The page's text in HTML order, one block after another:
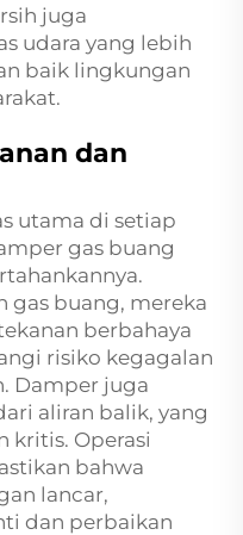
juga
udara yang lebih
baik lingkungan
dan
utama di setiap
gas buang
gas buang, mereka
berbahaya
risiko kegagalan
Damper juga
aliran balik, yang
kritis. Operasi
bahwa
lancar,
dan perbaikan